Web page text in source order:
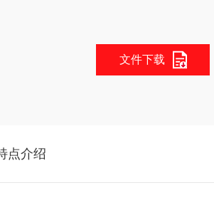
文件下载
点介绍